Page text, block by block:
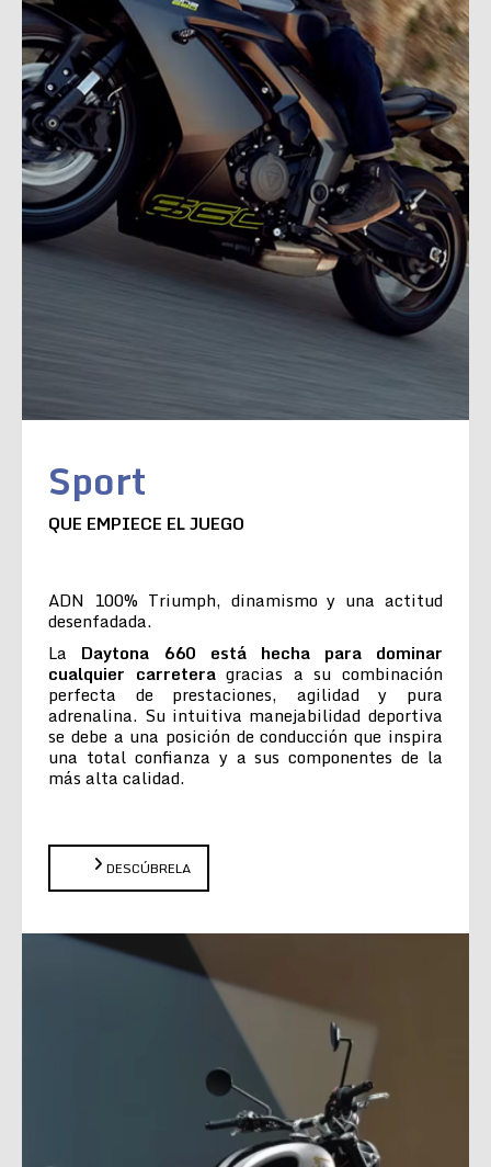
Sport
QUE EMPIECE EL JUEGO
ADN 100% Triumph, dinamismo y una actitud
desenfadada.
La Daytona 660 está hecha para dominar
cualquier carreteragracias a su combinación
perfecta de prestaciones, agilidad y pura
adrenalina. Su intuitiva manejabilidad deportiva
se debe a una posición de conducción que inspira
una total confianza y a sus componentes de la
más alta calidad.
DESCÚBRELA